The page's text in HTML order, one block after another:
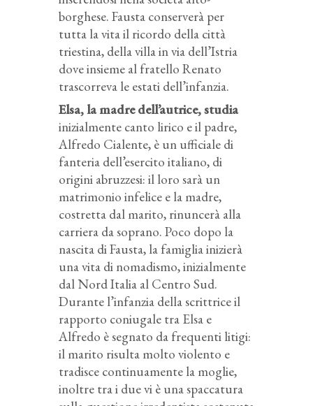
borghese. Fausta conserverà per
tutta la vita il ricordo della città
triestina, della villa in via dell’Istria
dove insieme al fratello Renato
trascorreva le estati dell’infanzia.
Elsa, la madre dell’autrice, studia
inizialmente canto lirico e il padre,
Alfredo Cialente, è un ufficiale di
fanteria dell’esercito italiano, di
origini abruzzesi: il loro sarà un
matrimonio infelice e la madre,
costretta dal marito, rinuncerà alla
carriera da soprano. Poco dopo la
nascita di Fausta, la famiglia inizierà
una vita di nomadismo, inizialmente
dal Nord Italia al Centro Sud.
Durante l’infanzia della scrittrice il
rapporto coniugale tra Elsa e
Alfredo è segnato da frequenti litigi:
il marito risulta molto violento e
tradisce continuamente la moglie,
inoltre tra i due vi è una spaccatura